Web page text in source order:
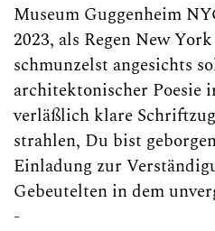
Museum Guggenheim
2023, als Regen New
schmunzelst angesichts
architektonischer Poesie
verläßlich klare
strahlen, Du bist
Einladung zur
Gebeutelten in dem
-